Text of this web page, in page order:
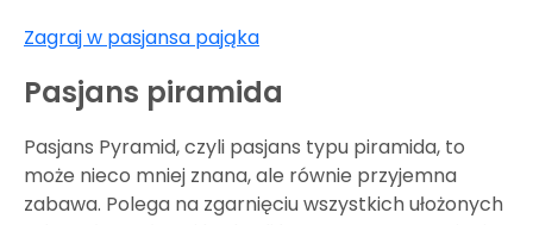
Zagraj w pasjansa pająka
Pasjans piramida
Pasjans Pyramid, czyli pasjans typu piramida, to
może nieco mniej znana, ale równie przyjemna
zabawa. Polega na zgarnięciu wszystkich ułożonych